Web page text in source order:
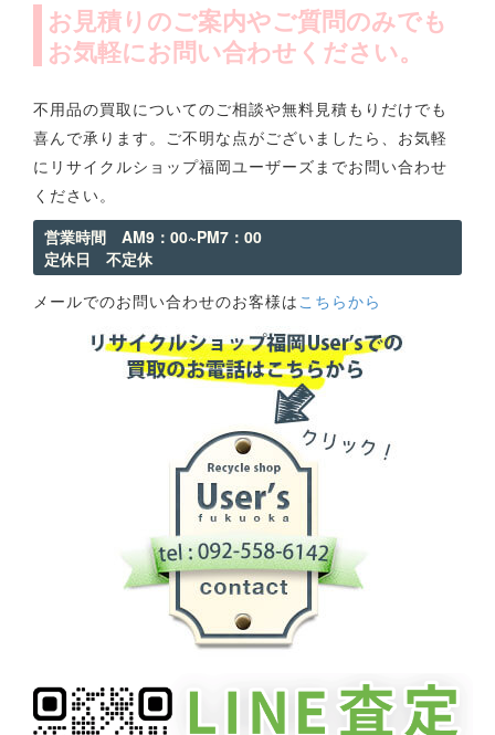
お見積りのご案内やご質問のみでも
お気軽にお問い合わせください。
不用品の買取についてのご相談や無料見積もりだけでも
喜んで承ります。ご不明な点がございましたら、お気軽
にリサイクルショップ福岡ユーザーズまでお問い合わせ
ください。
営業時間 AM9：00~PM7：00
定休日 不定休
メールでのお問い合わせのお客様は こちらから